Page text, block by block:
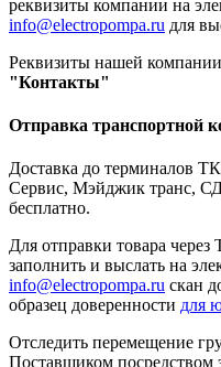
реквизиты компании на
info@electropompa.ru для
Реквизиты нашей
"Контакты"
Отправка транспортной
Доставка до терминалов
Сервис, Мэйджик транс,
бесплатно.
Для отправки товара
заполнить и выслать на
info@electropompa.ru скан
образец доверенности для
Отследить перемещение
Поставщиком посредством